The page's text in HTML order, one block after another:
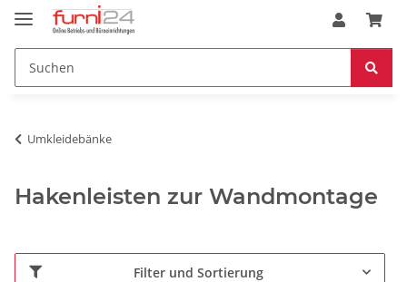
Umkleidebänke
Hakenleisten zur Wandmontage
Filter und Sortierung